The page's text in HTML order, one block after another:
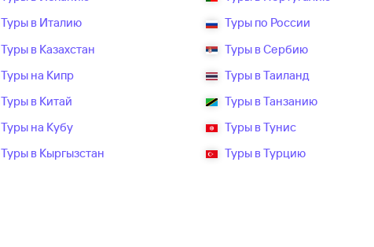
Туры в Италию
Туры в Казахстан
Туры на Кипр
Туры в Китай
Туры на Кубу
Туры в Кыргызстан
Туры по России
Туры в Сербию
Туры в Таиланд
Туры в Танзанию
Туры в Тунис
Туры в Турцию